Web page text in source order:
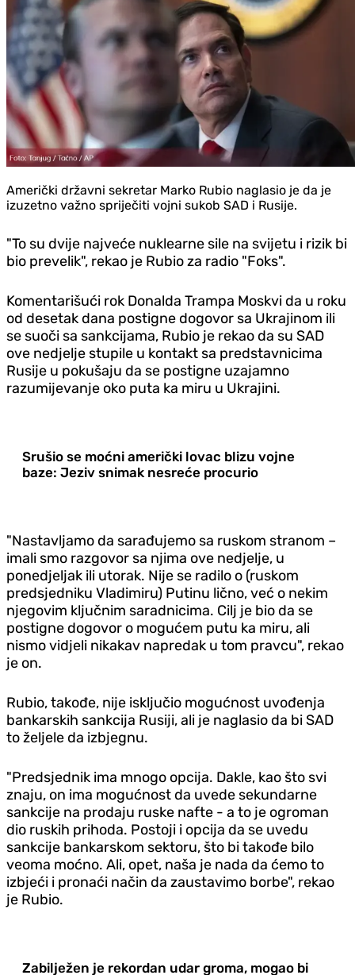
Američki državni sekretar Marko Rubio naglasio je da je
izuzetno važno spriječiti vojni sukob SAD i Rusije.
"To su dvije najveće nuklearne sile na svijetu i rizik bi
bio prevelik", rekao je Rubio za radio "Foks".
Komentarišući rok Donalda Trampa Moskvi da u roku
od desetak dana postigne dogovor sa Ukrajinom ili
se suoči sa sankcijama, Rubio je rekao da su SAD
ove nedjelje stupile u kontakt sa predstavnicima
Rusije u pokušaju da se postigne uzajamno
razumijevanje oko puta ka miru u Ukrajini.
Srušio se moćni američki lovac blizu vojne
baze: Jeziv snimak nesreće procurio
"Nastavljamo da sarađujemo sa ruskom stranom –
imali smo razgovor sa njima ove nedjelje, u
ponedjeljak ili utorak. Nije se radilo o (ruskom
predsjedniku Vladimiru) Putinu lično, već o nekim
njegovim ključnim saradnicima. Cilj je bio da se
postigne dogovor o mogućem putu ka miru, ali
nismo vidjeli nikakav napredak u tom pravcu", rekao
je on.
Rubio, takođe, nije isključio mogućnost uvođenja
bankarskih sankcija Rusiji, ali je naglasio da bi SAD
to željele da izbjegnu.
"Predsjednik ima mnogo opcija. Dakle, kao što svi
znaju, on ima mogućnost da uvede sekundarne
sankcije na prodaju ruske nafte - a to je ogroman
dio ruskih prihoda. Postoji i opcija da se uvedu
sankcije bankarskom sektoru, što bi takođe bilo
veoma moćno. Ali, opet, naša je nada da ćemo to
izbjeći i pronaći način da zaustavimo borbe", rekao
je Rubio.
Zabilježen je rekordan udar groma, mogao bi